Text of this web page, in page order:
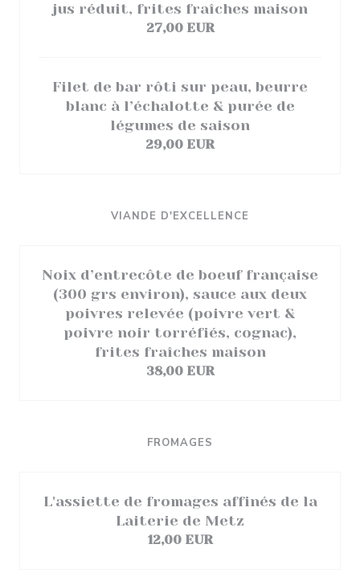
jus réduit, frites fraîches maison
27,00 EUR
Filet de bar rôti sur peau, beurre
blanc à l’échalotte & purée de
légumes de saison
29,00 EUR
VIANDE D'EXCELLENCE
Noix d’entrecôte de boeuf française
(300 grs environ), sauce aux deux
poivres relevée (poivre vert &
poivre noir torréfiés, cognac),
frites fraîches maison
38,00 EUR
FROMAGES
L'assiette de fromages affinés de la
Laiterie de Metz
12,00 EUR